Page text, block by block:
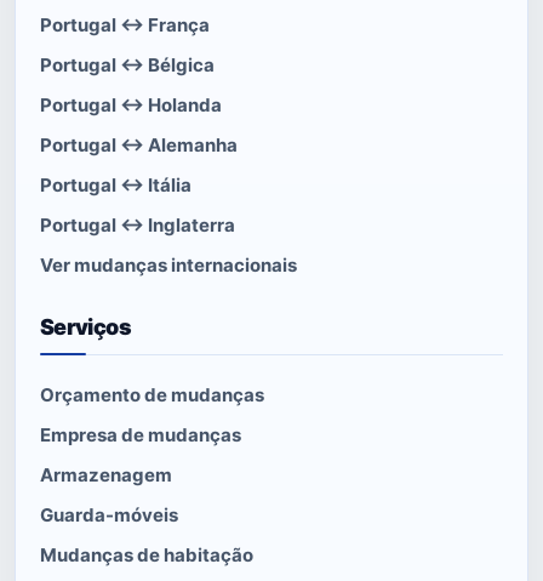
Portugal ↔ França
Portugal ↔ Bélgica
Portugal ↔ Holanda
Portugal ↔ Alemanha
Portugal ↔ Itália
Portugal ↔ Inglaterra
Ver mudanças internacionais
Serviços
Orçamento de mudanças
Empresa de mudanças
Armazenagem
Guarda-móveis
Mudanças de habitação